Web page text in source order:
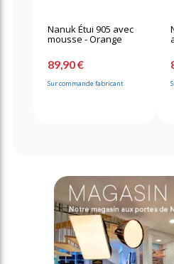
Nanuk Étui 905 avec
mousse - Orange
89,90 €
Sur commande fabricant